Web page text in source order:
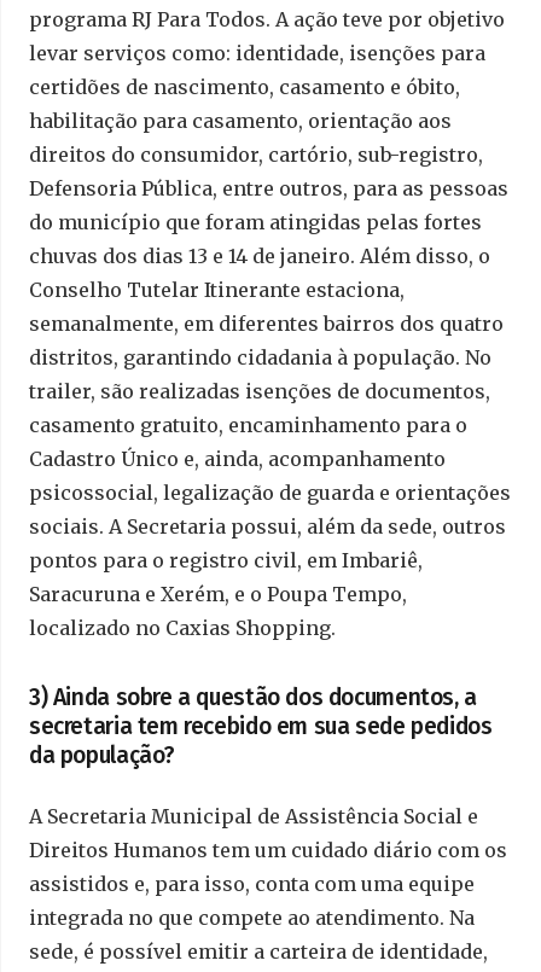
programa RJ Para Todos. A ação teve por objetivo
levar serviços como: identidade, isenções para
certidões de nascimento, casamento e óbito,
habilitação para casamento, orientação aos
direitos do consumidor, cartório, sub-registro,
Defensoria Pública, entre outros, para as pessoas
do município que foram atingidas pelas fortes
chuvas dos dias 13 e 14 de janeiro. Além disso, o
Conselho Tutelar Itinerante estaciona,
semanalmente, em diferentes bairros dos quatro
distritos, garantindo cidadania à população. No
trailer, são realizadas isenções de documentos,
casamento gratuito, encaminhamento para o
Cadastro Único e, ainda, acompanhamento
psicossocial, legalização de guarda e orientações
sociais. A Secretaria possui, além da sede, outros
pontos para o registro civil, em Imbariê,
Saracuruna e Xerém, e o Poupa Tempo,
localizado no Caxias Shopping.
3) Ainda sobre a questão dos documentos, a
secretaria tem recebido em sua sede pedidos
da população?
A Secretaria Municipal de Assistência Social e
Direitos Humanos tem um cuidado diário com os
assistidos e, para isso, conta com uma equipe
integrada no que compete ao atendimento. Na
sede, é possível emitir a carteira de identidade,